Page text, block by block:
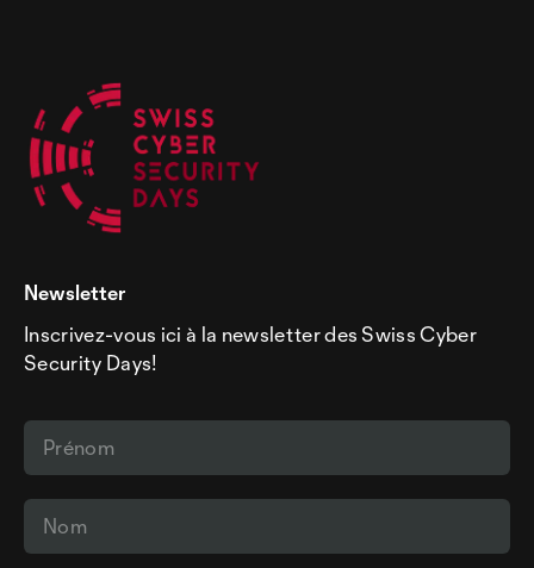
Newsletter
Inscrivez-vous ici à la newsletter des Swiss Cyber
Security Days!